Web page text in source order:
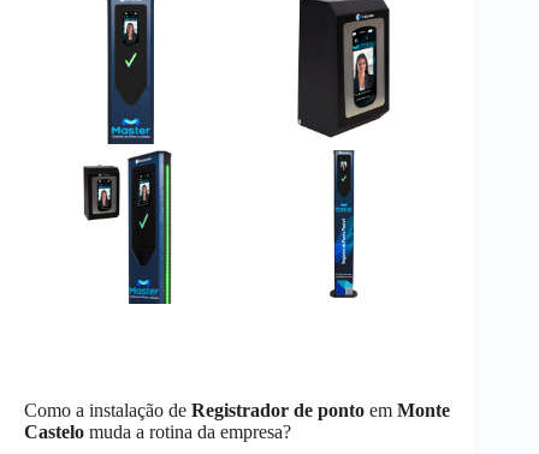
Como a instalação de Registrador de ponto em Monte
Castelo muda a rotina da empresa?